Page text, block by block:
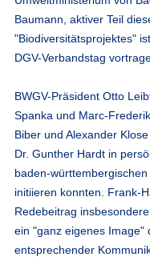
Baumann, aktiver Teil
"Biodiversitätsprojektes"
DGV-Verbandstag
BWGV-Präsident Otto
Spanka und Marc-
Biber und Alexander
Dr. Gunther Hardt in
baden-
initiieren konnten. Frank-
Redebeitrag
ein "ganz eigenes Image"
entsprechender